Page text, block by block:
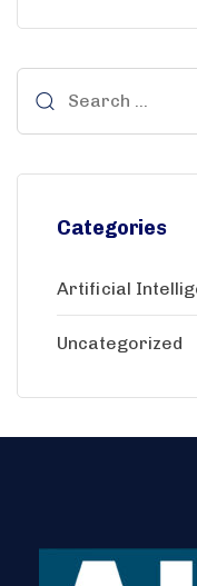
Categories
Artificial
Uncategorized